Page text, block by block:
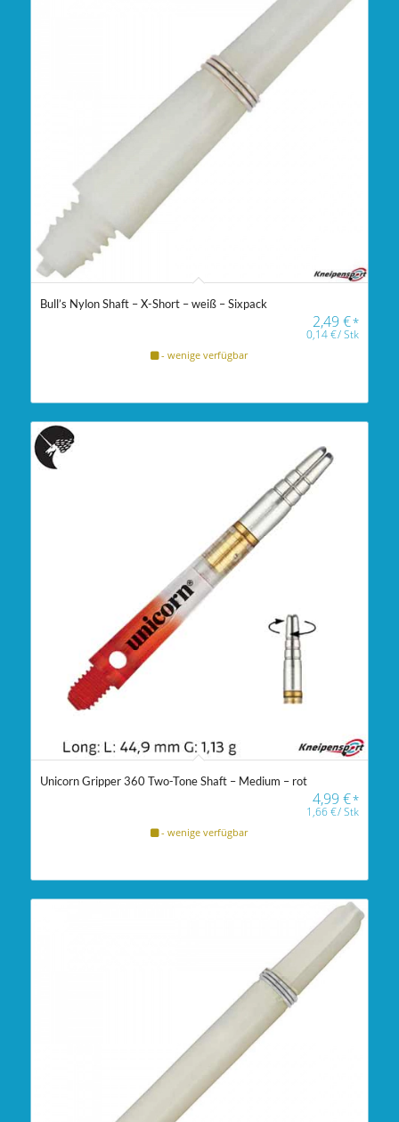
Bull’s Nylon Shaft – X-Short – weiß – Sixpack
2,49€*
0,14€/Stk
- wenige verfügbar
Unicorn Gripper 360 Two-Tone Shaft – Medium – rot
4,99€*
1,66€/Stk
- wenige verfügbar